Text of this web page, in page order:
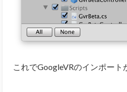
これでGoogleVRのインポート